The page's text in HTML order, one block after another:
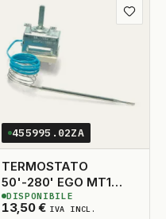
ai preferiti
455995.02ZA
TERMOSTATO
50'-280' EGO MT1
ORIGINALE
13,50€ IVA INCL.
4DISPONIBILI
DISPONIBILE